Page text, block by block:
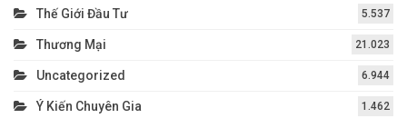
Thế Giới Đầu Tư 5.537
Thương Mại 21.023
Uncategorized 6.944
Ý Kiến Chuyên Gia 1.462